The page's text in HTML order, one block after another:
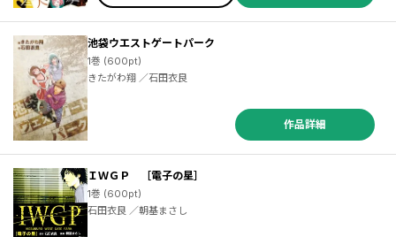
池袋ウエストゲートパーク
1巻 (600pt)
きたがわ翔 ／石田衣良
作品詳細
ＩＷＧＰ ［電子の星］
1巻 (600pt)
石田衣良 ／朝基まさし